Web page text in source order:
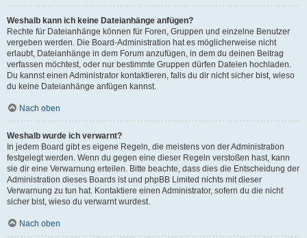
Weshalb kann ich keine Dateianhänge anfügen?
Rechte für Dateianhänge können für Foren, Gruppen und einzelne Benutzer
vergeben werden. Die Board-Administration hat es möglicherweise nicht
erlaubt, Dateianhänge in dem Forum anzufügen, in dem du deinen Beitrag
verfassen möchtest, oder nur bestimmte Gruppen dürfen Dateien hochladen.
Du kannst einen Administrator kontaktieren, falls du dir nicht sicher bist, wieso
du keine Dateianhänge anfügen kannst.
Nach oben
Weshalb wurde ich verwarnt?
In jedem Board gibt es eigene Regeln, die meistens von der Administration
festgelegt werden. Wenn du gegen eine dieser Regeln verstoßen hast, kann
sie dir eine Verwarnung erteilen. Bitte beachte, dass dies die Entscheidung der
Administration dieses Boards ist und phpBB Limited nichts mit dieser
Verwarnung zu tun hat. Kontaktiere einen Administrator, sofern du die nicht
sicher bist, wieso du verwarnt wurdest.
Nach oben